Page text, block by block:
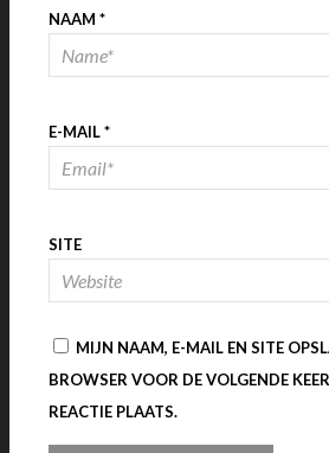
NAAM *
E-MAIL*
SITE
MIJN NAAM, E-MAIL EN SITE
BROWSER VOOR DE VOLGENDE
REACTIE PLAATS.